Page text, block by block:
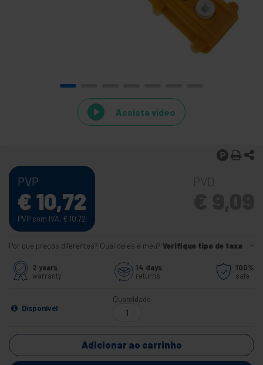
Assista vídeo
PVP
€10,72
PVP com IVA: € 10,72
Por que preços diferentes? Qual deles é meu? Verifique tipo de taxa
2 years
warranty
14 days
returns
100%
safe
Disponível
Quantidade
Adicionar ao carrinho